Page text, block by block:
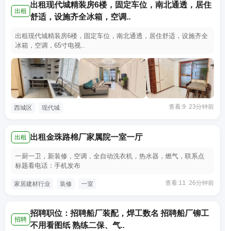
出租
出租现代城精装房6楼，固定车位，南北通透，居住
舒适，设施齐全冰箱，空调..
出租现代城精装房6楼，固定车位，南北通透，居住舒适，设施齐全
冰箱，空调，65寸电视..
西城区 现代城 查看:9 23分钟前
出租 出租金珠路棉厂家属院一室一厅
一厨一卫，新装修，空调，全自动洗衣机，热水器，燃气，联系点
标题看电话：手机发布
家居建材行业 装修 一室 查看:11 26分钟前
招聘
招聘职位：招聘船厂装配，焊工数名 招聘船厂铆工
不用看图纸 熟练二保、气..